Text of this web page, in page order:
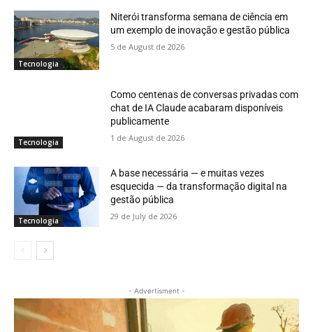
Tecnologia
Niterói transforma semana de ciência em
um exemplo de inovação e gestão pública
5 de August de 2026
Tecnologia
Como centenas de conversas privadas com
chat de IA Claude acabaram disponíveis
publicamente
1 de August de 2026
Tecnologia
A base necessária — e muitas vezes
esquecida — da transformação digital na
gestão pública
29 de July de 2026
- Advertisment -